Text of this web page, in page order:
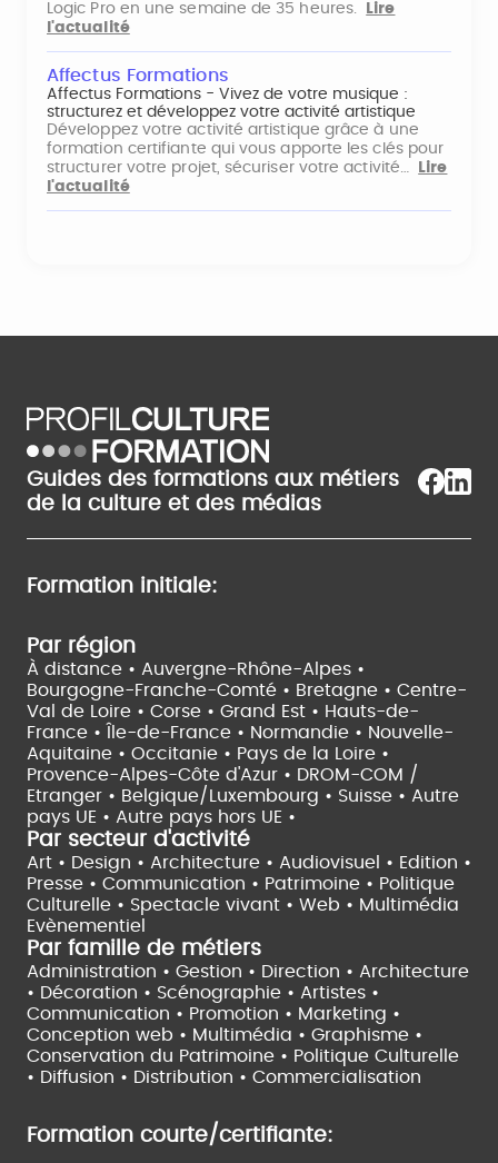
Logic Pro en une semaine de 35 heures.
Lire
l'actualité
Affectus Formations
Affectus Formations - Vivez de votre musique :
structurez et développez votre activité artistique
Développez votre activité artistique grâce à une
formation certifiante qui vous apporte les clés pour
structurer votre projet, sécuriser votre activité…
Lire
l'actualité
Guides des formations aux métiers
de la culture et des médias
Formation initiale:
Par région
À distance • Auvergne-Rhône-Alpes •
Bourgogne-Franche-Comté • Bretagne • Centre-
Val de Loire • Corse • Grand Est • Hauts-de-
France •
Île-de-France • Normandie • Nouvelle-
Aquitaine • Occitanie • Pays de la Loire •
Provence-Alpes-Côte d'Azur • DROM-COM /
Etranger • Belgique/Luxembourg • Suisse • Autre
pays UE • Autre pays hors UE •
Par secteur d'activité
Art • Design • Architecture • Audiovisuel • Edition •
Presse • Communication • Patrimoine • Politique
Culturelle • Spectacle vivant • Web • Multimédia
Evènementiel
Par famille de métiers
Administration • Gestion • Direction • Architecture
• Décoration • Scénographie • Artistes •
Communication • Promotion • Marketing •
Conception web • Multimédia • Graphisme •
Conservation du Patrimoine • Politique Culturelle
• Diffusion • Distribution • Commercialisation
Formation courte/certifiante: